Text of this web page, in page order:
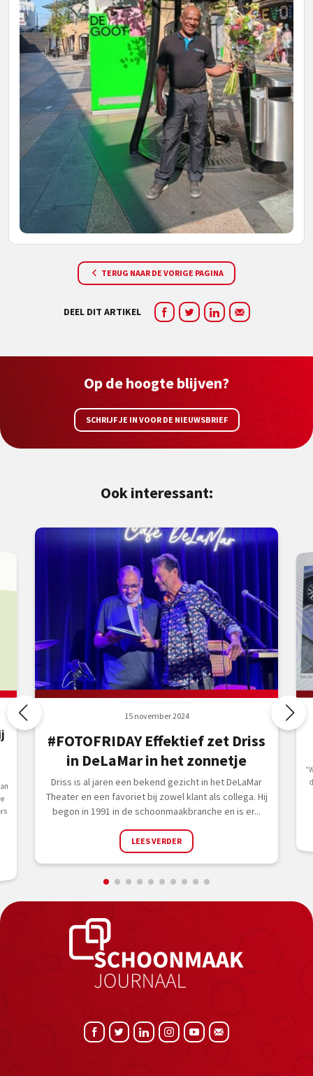
TERUG NAAR DE VORIGE PAGINA
DEEL DIT ARTIKEL
Op de hoogte blijven?
SCHRIJF JE IN VOOR DE NIEUWSBRIEF
Ook interessant:
15 november 2024
#FOTOFRIDAY Effektief zet Driss
in DeLaMar in het zonnetje
Driss is al jaren een bekend gezicht in het DeLaMar
Theater en een favoriet bij zowel klant als collega. Hij
begon in 1991 in de schoonmaakbranche en is er...
LEES VERDER